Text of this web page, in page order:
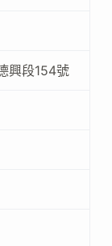
興段154號